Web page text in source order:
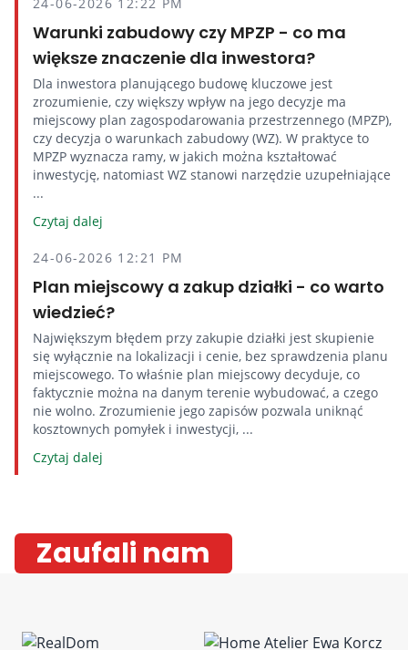
Warunki zabudowy czy MPZP - co ma
większe znaczenie dla inwestora?
Dla inwestora planującego budowę kluczowe jest
zrozumienie, czy większy wpływ na jego decyzje ma
miejscowy plan zagospodarowania przestrzennego (MPZP),
czy decyzja o warunkach zabudowy (WZ). W praktyce to
MPZP wyznacza ramy, w jakich można kształtować
inwestycję, natomiast WZ stanowi narzędzie uzupełniające
...
Czytaj dalej
24-06-2026 12:21 PM
Plan miejscowy a zakup działki - co warto
wiedzieć?
Największym błędem przy zakupie działki jest skupienie
się wyłącznie na lokalizacji i cenie, bez sprawdzenia planu
miejscowego. To właśnie plan miejscowy decyduje, co
faktycznie można na danym terenie wybudować, a czego
nie wolno. Zrozumienie jego zapisów pozwala uniknąć
kosztownych pomyłek i inwestycji, ...
Czytaj dalej
Zaufali nam